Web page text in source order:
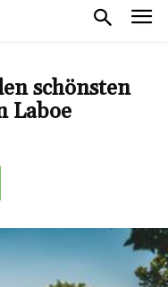
schönsten
Laboe